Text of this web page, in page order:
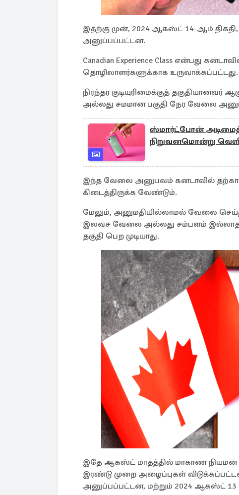
இதற்கு முன், 2024 ஆகஸ்ட் 14-ஆம்
அனுப்பப்பட்டன.
Canadian Experience Class என்பது
தொழிலாளர்களுக்காக உருவாக்கப்பட்டது.
நிரந்தர குடியுரிமைக்குத் தகுதியானவர்
அல்லது சமமான பகுதி நேர வேலை
ஸ்மார்ட்போன்
நிறுவனமொன்று
இந்த வேலை அனுபவம் கனடாவில்
கிடைத்திருக்க வேண்டும்.
மேலும், அனுமதியில்லாமல் வேலை
இலவச வேலை அல்லது சம்பளம் இல்லாத
தகுதி பெற முடியாது.
இதே ஆகஸ்ட் மாதத்தில் மாகாண நியமன
இரண்டு முறை அழைப்புகள்
அனுப்பப்பட்டன, மற்றும் 2024 ஆகஸ்ட்